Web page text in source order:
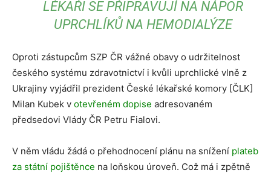
LÉKAŘI SE PŘIPRAVUJÍ NA NÁPOR
UPRCHLÍKŮ NA HEMODIALÝZE
Oproti zástupcům SZP ČR vážné obavy o udržitelnost
českého systému zdravotnictví i kvůli uprchlické vlně z
Ukrajiny vyjádřil prezident České lékařské komory [ČLK]
Milan Kubek v otevřeném dopise adresovaném
předsedovi Vlády ČR Petru Fialovi.
V něm vládu žádá o přehodnocení plánu na snížení plateb
za státní pojištěnce na loňskou úroveň. Což má i zpětně